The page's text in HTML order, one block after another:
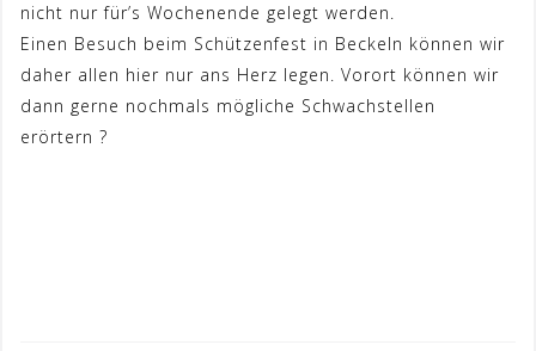
nicht nur für’s Wochenende gelegt werden.
Einen Besuch beim Schützenfest in Beckeln können wir
daher allen hier nur ans Herz legen. Vorort können wir
dann gerne nochmals mögliche Schwachstellen
erörtern ?